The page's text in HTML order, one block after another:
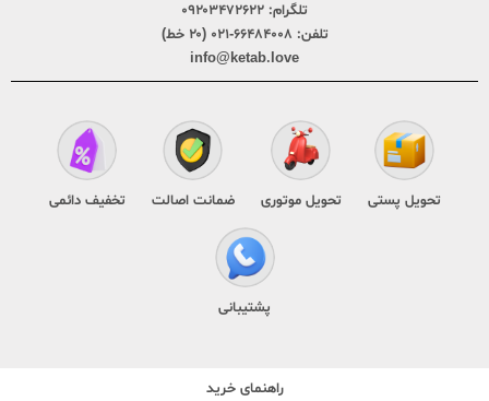
تلگرام: ۰۹۲۰۳۴۷۲۶۲۲
تلفن: ۶۶۴۸۴۰۰۸-۰۲۱ (۲۰ خط)
info@ketab.love
تحویل پستی تحویل موتوری ضمانت اصالت تخفیف دائمی
پشتیبانی
راهنمای خرید